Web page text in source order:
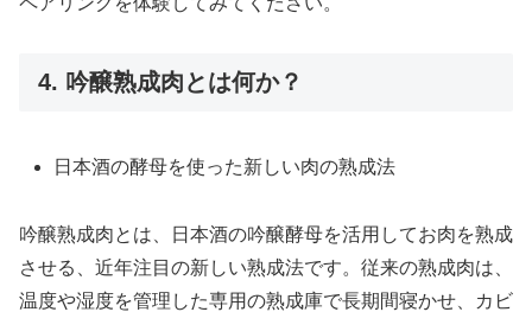
4. 吟醸熟成肉とは何か？
日本酒の酵母を使った新しい肉の熟成法
吟醸熟成肉とは、日本酒の吟醸酵母を活用してお肉を熟成
させる、近年注目の新しい熟成法です。従来の熟成肉は、
温度や湿度を管理した専用の熟成庫で長期間寝かせ、カビ